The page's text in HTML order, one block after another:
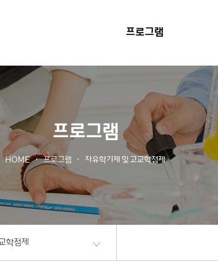
프로그램
프로그램
HOME 프로그램 자유학기제 및 고교학점제
학점제